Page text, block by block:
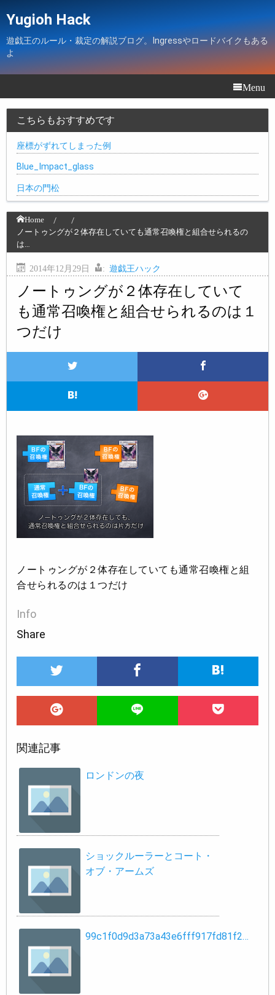
Yugioh Hack
遊戯王のルール・裁定の解説ブログ。Ingressやロードバイクもある
よ
Menu
こちらもおすすめです
座標がずれてしまった例
Blue_Impact_glass
日本の門松
Home
ノートゥングが２体存在していても通常召喚権と組合せられるの
は…
2014年12月29日 : 遊戯王ハック
ノートゥングが２体存在していて
も通常召喚権と組合せられるのは１
つだけ
ノートゥングが２体存在していても通常召喚権と組
合せられるのは１つだけ
Info
Share
関連記事
ロンドンの夜
ショックルーラーとコート・
オブ・アームズ
99c1f0d9d3a73a43e6fff917fd81f2…